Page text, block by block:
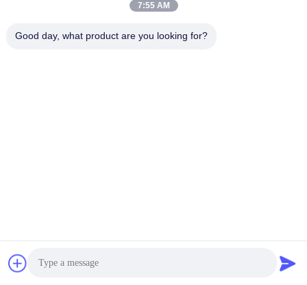
7:55 AM
Good day, what product are you looking for?